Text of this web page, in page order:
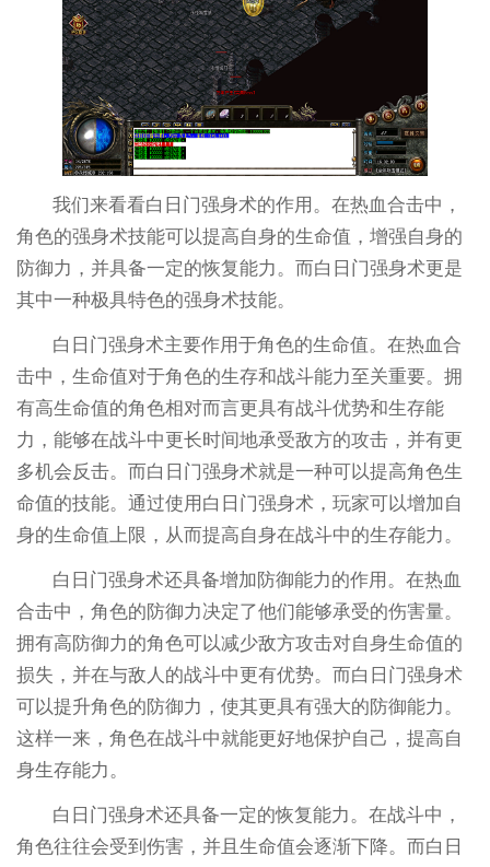
我们来看看白日门强身术的作用。在热血合击中，
角色的强身术技能可以提高自身的生命值，增强自身的
防御力，并具备一定的恢复能力。而白日门强身术更是
其中一种极具特色的强身术技能。
白日门强身术主要作用于角色的生命值。在热血合
击中，生命值对于角色的生存和战斗能力至关重要。拥
有高生命值的角色相对而言更具有战斗优势和生存能
力，能够在战斗中更长时间地承受敌方的攻击，并有更
多机会反击。而白日门强身术就是一种可以提高角色生
命值的技能。通过使用白日门强身术，玩家可以增加自
身的生命值上限，从而提高自身在战斗中的生存能力。
白日门强身术还具备增加防御能力的作用。在热血
合击中，角色的防御力决定了他们能够承受的伤害量。
拥有高防御力的角色可以减少敌方攻击对自身生命值的
损失，并在与敌人的战斗中更有优势。而白日门强身术
可以提升角色的防御力，使其更具有强大的防御能力。
这样一来，角色在战斗中就能更好地保护自己，提高自
身生存能力。
白日门强身术还具备一定的恢复能力。在战斗中，
角色往往会受到伤害，并且生命值会逐渐下降。而白日